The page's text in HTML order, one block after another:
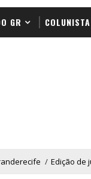
GR
/ Edição de